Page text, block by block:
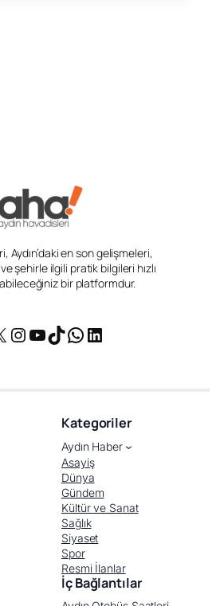
Aydın’daki en son gelişmeleri,
şehirle ilgili pratik bilgileri hızlı
bir platformdur.
Instagram
YouTube
TikTok
WhatsApp
LinkedIn
Kategoriler
Aydın Haber
Asayiş
Dünya
Gündem
Kültür ve Sanat
Sağlık
Siyaset
Spor
Resmi İlanlar
İç Bağlantılar